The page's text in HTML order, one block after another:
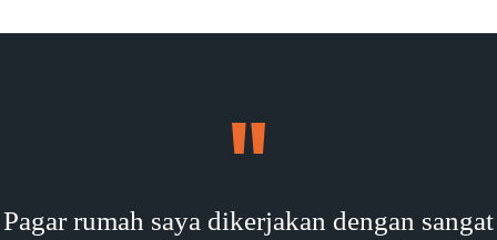
Pagar rumah saya dikerjakan dengan sangat